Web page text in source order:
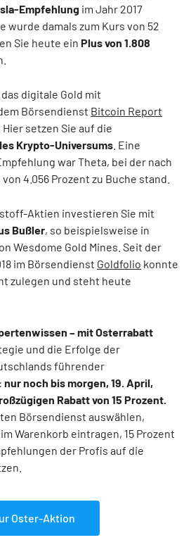
Empfehlung im Jahr 2017
wurde damals zum Kurs von 52
Sie heute ein Plus von 1.808
digitale Gold mit
Börsendienst Bitcoin Report
setzen Sie auf die
Krypto-Universums . Eine
war Theta, bei der nach
4.056 Prozent zu Buche stand.
Aktien investieren Sie mit
Bußler, so beispielsweise in
Wesdome Gold Mines. Seit der
im Börsendienst Goldfolio konnte
zulegen und steht heute
– mit Osterrabatt
und die Erfolge der
führender
nur noch bis morgen, 19. April,
Rabatt von 15 Prozent.
Börsendienst auswählen,
Warenkorb eintragen, 15 Prozent
der Profis auf die
Oster-Aktion